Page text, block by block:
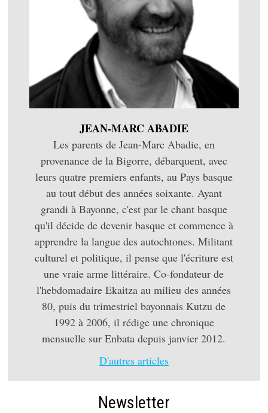
JEAN-MARC ABADIE
Les parents de Jean-Marc Abadie, en
provenance de la Bigorre, débarquent, avec
leurs quatre premiers enfants, au Pays basque
au tout début des années soixante. Ayant
grandi à Bayonne, c'est par le chant basque
qu'il décide de devenir basque et commence à
apprendre la langue des autochtones. Militant
culturel et politique, il pense que l'écriture est
une vraie arme littéraire. Co-fondateur de
l'hebdomadaire Ekaitza au milieu des années
80, puis du trimestriel bayonnais Kutzu de
1992 à 2006, il rédige une chronique
mensuelle sur Enbata depuis janvier 2012.
D'autres articles
Newsletter